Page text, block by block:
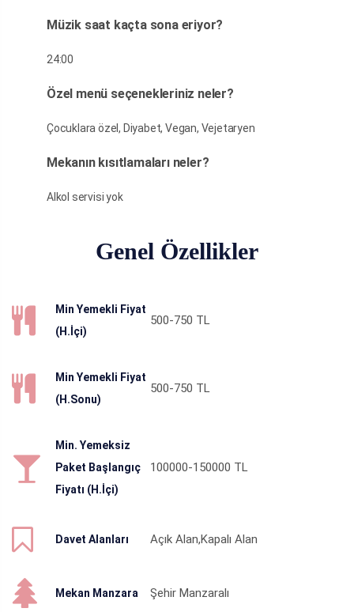
Müzik saat kaçta sona eriyor?
24:00
Özel menü seçenekleriniz neler?
Çocuklara özel, Diyabet, Vegan, Vejetaryen
Mekanın kısıtlamaları neler?
Alkol servisi yok
Genel Özellikler
Min Yemekli Fiyat
(H.İçi)
500-750 TL
Min Yemekli Fiyat
(H.Sonu)
500-750 TL
Min. Yemeksiz
Paket Başlangıç
Fiyatı (H.İçi)
100000-150000 TL
Davet Alanları Açık Alan,Kapalı Alan
Mekan Manzara Şehir Manzaralı